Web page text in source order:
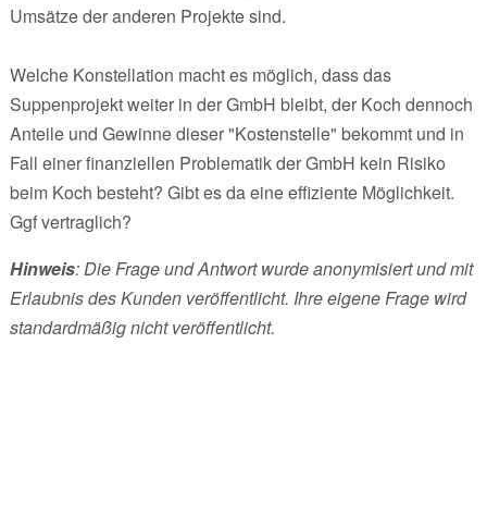
Umsätze der anderen Projekte sind.
Welche Konstellation macht es möglich, dass das
Suppenprojekt weiter in der GmbH bleibt, der Koch dennoch
Anteile und Gewinne dieser "Kostenstelle" bekommt und in
Fall einer finanziellen Problematik der GmbH kein Risiko
beim Koch besteht? Gibt es da eine effiziente Möglichkeit.
Ggf vertraglich?
Hinweis: Die Frage und Antwort wurde anonymisiert und mit
Erlaubnis des Kunden veröffentlicht. Ihre eigene Frage wird
standardmäßig nicht veröffentlicht.